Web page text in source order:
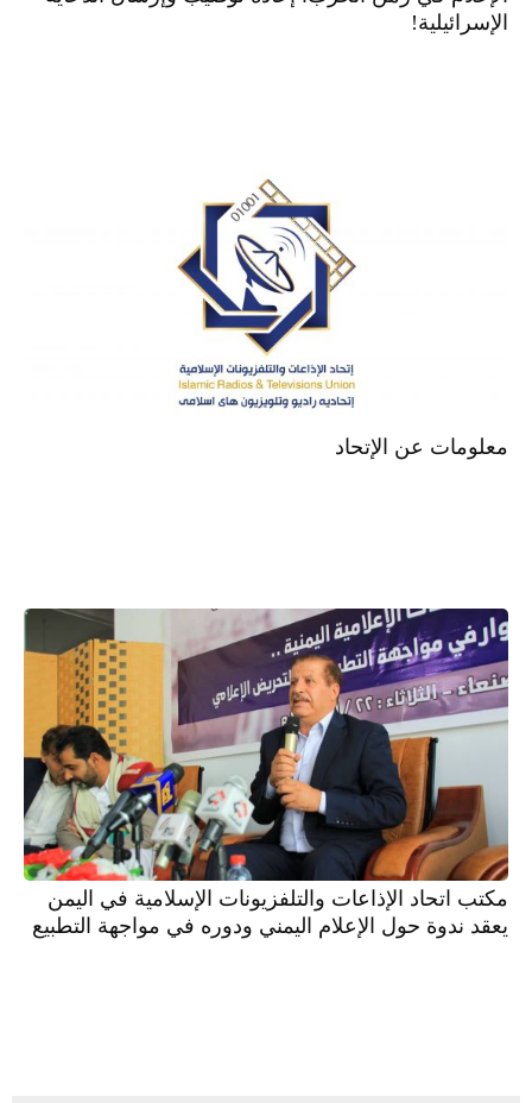
الإسرائيلية!
معلومات عن الإتحاد
مكتب اتحاد الإذاعات والتلفزيونات الإسلامية في اليمن
يعقد ندوة حول الإعلام اليمني ودوره في مواجهة التطبيع